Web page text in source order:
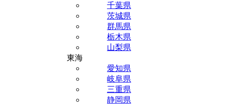
千葉県
茨城県
群馬県
栃木県
山梨県
東海
愛知県
岐阜県
三重県
静岡県